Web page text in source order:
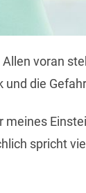
voran
die
spricht